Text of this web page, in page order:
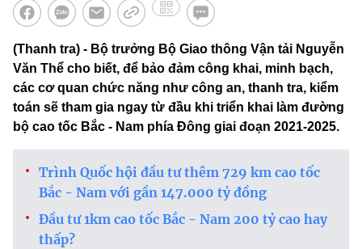
(Thanh tra) - Bộ trưởng Bộ Giao thông Vận tải Nguyễn
Văn Thể cho biết, để bảo đảm công khai, minh bạch,
các cơ quan chức năng như công an, thanh tra, kiểm
toán sẽ tham gia ngay từ đầu khi triển khai làm đường
bộ cao tốc Bắc - Nam phía Đông giai đoạn 2021-2025.
Trình Quốc hội đầu tư thêm 729 km cao tốc
Bắc - Nam với gần 147.000 tỷ đồng
Đầu tư 1km cao tốc Bắc - Nam 200 tỷ cao hay
thấp?